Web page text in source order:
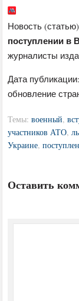
Новость
поступлении в
журналисты
Дата
обновление
Темы:военный,
участников АТО,
Украине,
Оставить